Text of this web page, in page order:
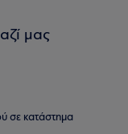
μας
σε κατάστημα